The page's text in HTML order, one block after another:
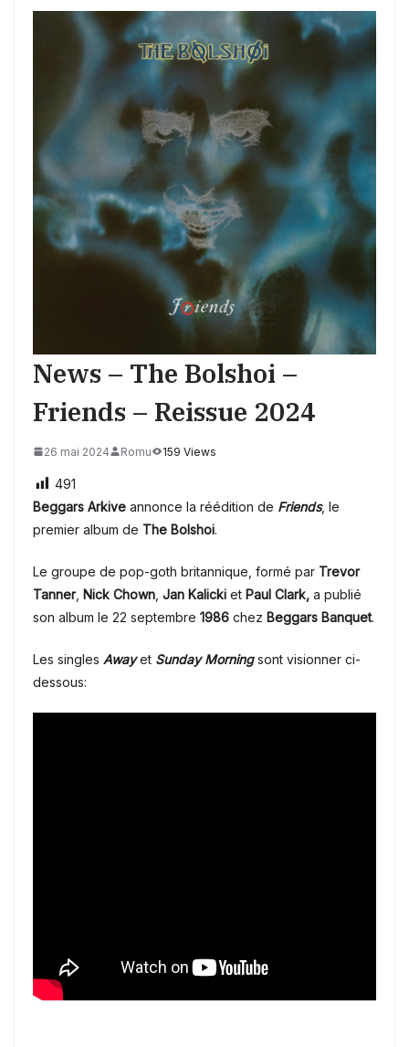
News – The Bolshoi –
Friends – Reissue 2024
26 mai 2024 Romu 159 Views
491
Beggars Arkive annonce la réédition de Friends, le
premier album de The Bolshoi.
Le groupe de pop-goth britannique, formé par Trevor
Tanner, Nick Chown Jan Kalicki et Paul Clark, a publié
son album le 22 septembre 1986 chez Beggars Banquet.
Les singles Awayet Sunday Morningsont visionner ci-
dessous: